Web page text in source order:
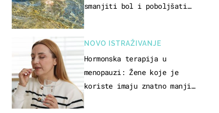
smanjiti bol i poboljšati
NOVO ISTRAŽIVANJE
Hormonska terapija u
menopauzi: Žene koje je
koriste imaju znatno manji